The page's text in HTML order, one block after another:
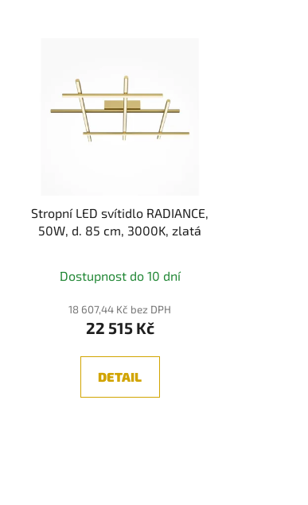
Stropní LED svítidlo RADIANCE,
50W, d. 85 cm, 3000K, zlatá
Dostupnost do 10 dní
18 607,44 Kč bez DPH
22 515 Kč
DETAIL